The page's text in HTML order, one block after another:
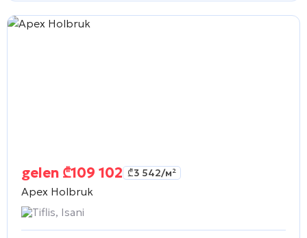
gelen ₾109 102 ₾3 542/м²
Apex Holbruk
Tiflis, Isani